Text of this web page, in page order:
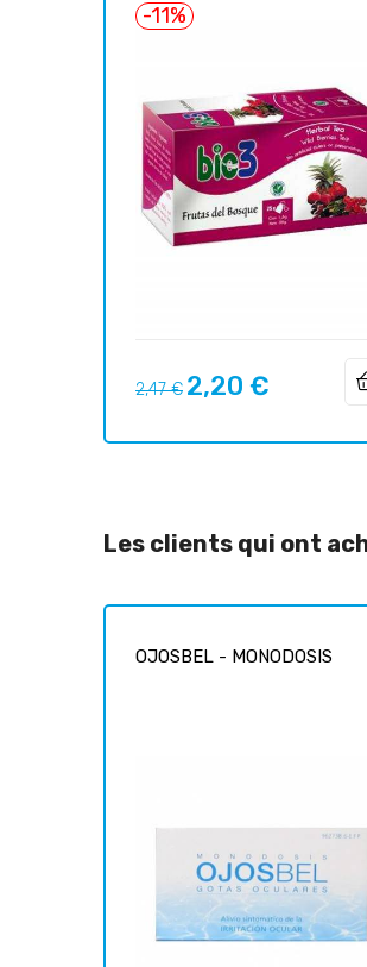
-11%
Prix
2,47 € Prix
2,20 €
Les clients qui ont
OJOSBEL - MONODOSIS